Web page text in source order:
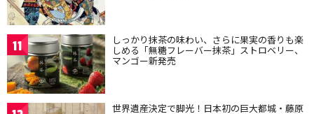
11 しっかり抹茶の味わい、さらに果実の香りも楽
しめる「無糖フレーバー抹茶」ストロベリー、
マンゴー新発売
世界遺産決定で脚光！日本初の巨大都城・藤原